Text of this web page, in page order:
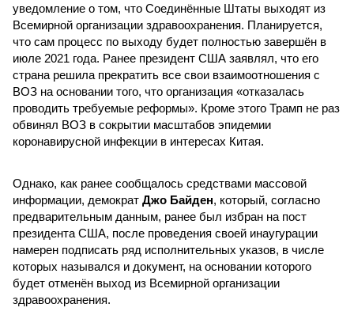
уведомление о том, что Соединённые Штаты выходят из
Всемирной организации здравоохранения. Планируется,
что сам процесс по выходу будет полностью завершён в
июле 2021 года. Ранее президент США заявлял, что его
страна решила прекратить все свои взаимоотношения с
ВОЗ на основании того, что организация «отказалась
проводить требуемые реформы». Кроме этого Трамп не раз
обвинял ВОЗ в сокрытии масштабов эпидемии
коронавирусной инфекции в интересах Китая.
Однако, как ранее сообщалось средствами массовой
информации, демократ Джо Байден, который, согласно
предварительным данным, ранее был избран на пост
президента США, после проведения своей инаугурации
намерен подписать ряд исполнительных указов, в числе
которых назывался и документ, на основании которого
будет отменён выход из Всемирной организации
здравоохранения.